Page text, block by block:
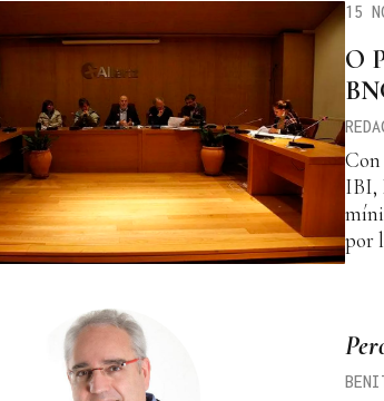
15
O
Con
IBI,
por